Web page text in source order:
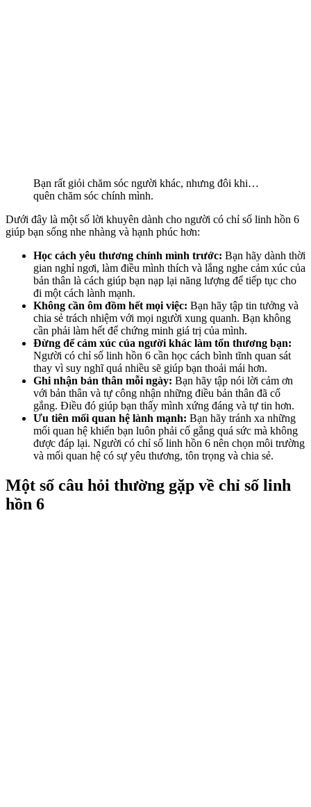
Bạn rất giỏi chăm sóc người khác, nhưng đôi khi…
quên chăm sóc chính mình.
Dưới đây là một số lời khuyên dành cho người có chỉ số linh hồn 6
giúp bạn sống nhe nhàng và hạnh phúc hơn:
Học cách yêu thương chính mình trước: Bạn hãy dành thời
gian nghỉ ngơi, làm điều mình thích và lắng nghe cảm xúc của
bản thân là cách giúp bạn nạp lại năng lượng để tiếp tục cho
đi một cách lành mạnh.
Không cần ôm đồm hết mọi việc: Bạn hãy tập tin tưởng và
chia sẻ trách nhiệm với mọi người xung quanh. Bạn không
cần phải làm hết để chứng minh giá trị của mình.
Đừng để cảm xúc của người khác làm tổn thương bạn:
Người có chỉ số linh hồn 6 cần học cách bình tĩnh quan sát
thay vì suy nghĩ quá nhiều sẽ giúp bạn thoải mái hơn.
Ghi nhận bản thân mỗi ngày: Bạn hãy tập nói lời cảm ơn
với bản thân và tự công nhận những điều bản thân đã cố
gắng. Điều đó giúp bạn thấy mình xứng đáng và tự tin hơn.
Ưu tiên mối quan hệ lành mạnh: Bạn hãy tránh xa những
mối quan hệ khiến bạn luôn phải cố gắng quá sức mà không
được đáp lại. Người có chỉ số linh hồn 6 nên chọn môi trường
và mối quan hệ có sự yêu thương, tôn trọng và chia sẻ.
Một số câu hỏi thường gặp về chỉ số linh
hồn 6